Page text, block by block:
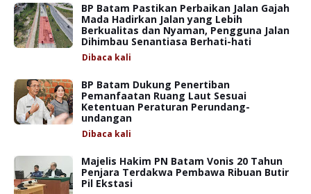
BP Batam Pastikan Perbaikan Jalan Gajah
Mada Hadirkan Jalan yang Lebih
Berkualitas dan Nyaman, Pengguna Jalan
Dihimbau Senantiasa Berhati-hati
Dibaca kali
BP Batam Dukung Penertiban
Pemanfaatan Ruang Laut Sesuai
Ketentuan Peraturan Perundang-
undangan
Dibaca kali
Majelis Hakim PN Batam Vonis 20 Tahun
Penjara Terdakwa Pembawa Ribuan Butir
Pil Ekstasi